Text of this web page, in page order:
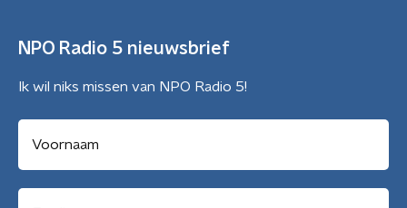
NPO Radio 5 nieuwsbrief
Ik wil niks missen van NPO Radio 5!